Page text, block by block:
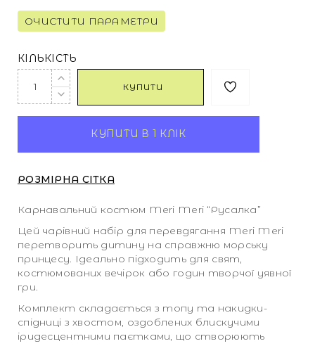
ОЧИСТИТИ ПАРАМЕТРИ
КІЛЬКІСТЬ
КУПИТИ
КУПИТИ В 1 КЛІК
РОЗМІРНА СІТКА
Карнавальний костюм Meri Meri “Русалка”
Цей чарівний набір для перевдягання Meri Meri
перетворить дитину на справжню морську
принцесу. Ідеально підходить для свят,
костюмованих вечірок або годин творчої уявної
гри.
Комплект складається з топу та накидки-
спідниці з хвостом, оздоблених блискучими
іридесцентними паєтками, що створюють